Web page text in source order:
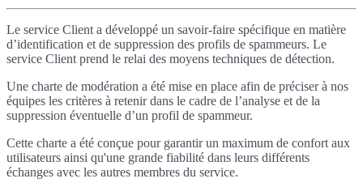
Le service Client a développé un savoir-faire spécifique en matière
d’identification et de suppression des profils de spammeurs. Le
service Client prend le relai des moyens techniques de détection.
Une charte de modération a été mise en place afin de préciser à nos
équipes les critères à retenir dans le cadre de l’analyse et de la
suppression éventuelle d’un profil de spammeur.
Cette charte a été conçue pour garantir un maximum de confort aux
utilisateurs ainsi qu'une grande fiabilité dans leurs différents
échanges avec les autres membres du service.